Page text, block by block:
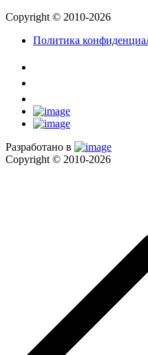
Copyright © 2010-2026
Политика
Разработано в
Copyright © 2010-2026